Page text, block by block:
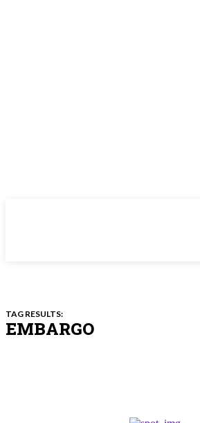
TAG RESULTS:
EMBARGO